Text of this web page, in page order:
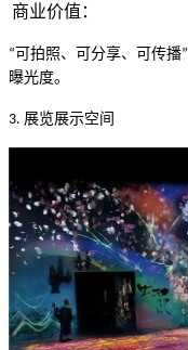
商业价值：
“可拍照、可分享、可传播”
曝光度。
3. 展览展示空间